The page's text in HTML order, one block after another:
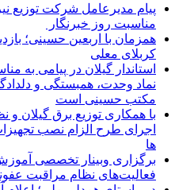
پیام مدیرعامل شركت توزیع
مناسبت روز خبرنگار ‌
همزمان با اربعین حسینی؛
کربلای معلی
استاندار گیلان در پیامی به
نماد وحدت، همبستگی و
مکتب حسینی است
با همکاری توزیع برق گیلان و
اجرای طرح الزام نصب
ها
برگزاری وبینار تخصصی آموزش
فعالیت‌های نظام مراقبت